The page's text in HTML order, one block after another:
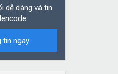
dễ dàng và tin
ngay